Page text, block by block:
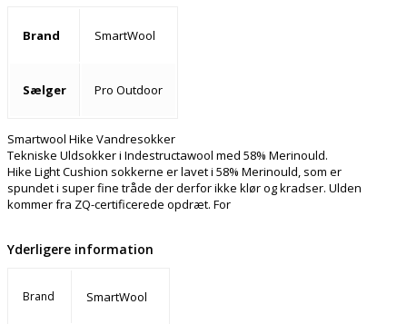
Brand SmartWool
Sælger Pro Outdoor
Smartwool Hike Vandresokker
Tekniske Uldsokker i Indestructawool med 58% Merinould.
Hike Light Cushion sokkerne er lavet i 58% Merinould, som er
spundet i super fine tråde der derfor ikke klør og kradser. Ulden
kommer fra ZQ-certificerede opdræt. For
Yderligere information
Brand SmartWool